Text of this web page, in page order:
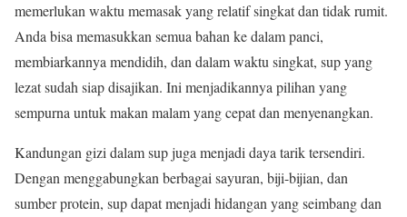
memerlukan waktu memasak yang relatif singkat dan tidak rumit.
Anda bisa memasukkan semua bahan ke dalam panci,
membiarkannya mendidih, dan dalam waktu singkat, sup yang
lezat sudah siap disajikan. Ini menjadikannya pilihan yang
sempurna untuk makan malam yang cepat dan menyenangkan.
Kandungan gizi dalam sup juga menjadi daya tarik tersendiri.
Dengan menggabungkan berbagai sayuran, biji-bijian, dan
sumber protein, sup dapat menjadi hidangan yang seimbang dan